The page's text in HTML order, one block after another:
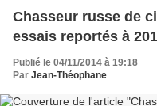
Chasseur russe de
essais reportés à
Publié le 04/11/2014 à 19:18
Par Jean-Théophane